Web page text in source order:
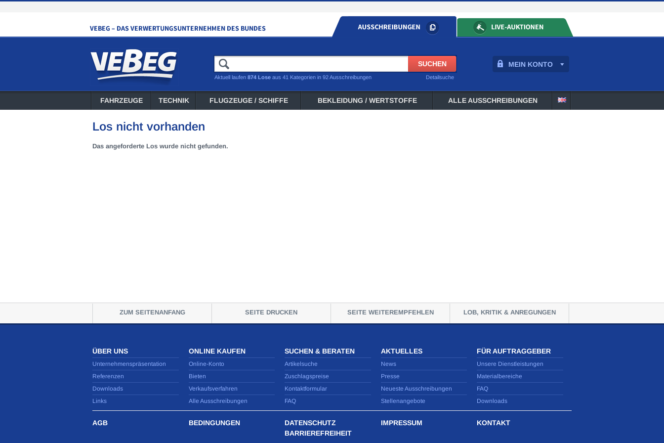
MEIN KONTO
Detailsuche
Aktuell laufen 874 Lose aus 41 Kategorien in 92 Ausschreibungen
FAHRZEUGE TECHNIK FLUGZEUGE / SCHIFFE BEKLEIDUNG / WERTSTOFFE ALLE AUSSCHREIBUNGEN
Los nicht vorhanden
Das angeforderte Los wurde nicht gefunden.
ZUM SEITENANFANG SEITE DRUCKEN SEITE WEITEREMPFEHLEN LOB, KRITIK & ANREGUNGEN
ÜBER UNS
Unternehmenspräsentation
Referenzen
Downloads
Links
ONLINE KAUFEN
Online-Konto
Bieten
Verkaufsverfahren
Alle Ausschreibungen
SUCHEN & BERATEN
Artikelsuche
Zuschlagspreise
Kontaktformular
FAQ
AKTUELLES
News
Presse
Neueste Ausschreibungen
Stellenangebote
FÜR AUFTRAGGEBER
Unsere Dienstleistungen
Materialbereiche
FAQ
Downloads
AGB BEDINGUNGEN
DATENSCHUTZ
BARRIEREFREIHEIT
IMPRESSUM KONTAKT